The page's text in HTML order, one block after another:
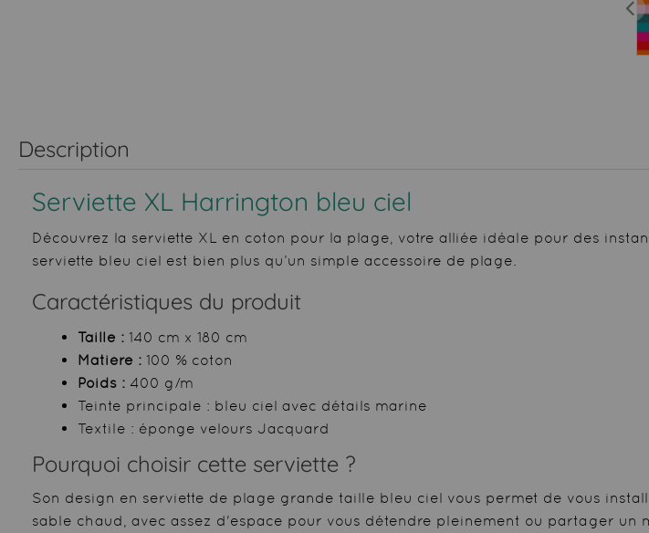
Description
Serviette XL Harrington bleu ciel
Découvrez la serviette XL en coton pour la plage, votre alliée idéale pour des
serviette bleu ciel est bien plus qu’un simple accessoire de plage.
Caractéristiques du produit
Taille : 140 cm x 180 cm
Matière : 100 % coton
Poids : 400 g/m²
Teinte principale : bleu ciel avec détails marine
Textile : éponge velours Jacquard
Pourquoi choisir cette serviette ?
Son design en serviette de plage grande taille bleu ciel vous permet de vous
sable chaud, avec assez d'espace pour vous détendre pleinement ou partager un